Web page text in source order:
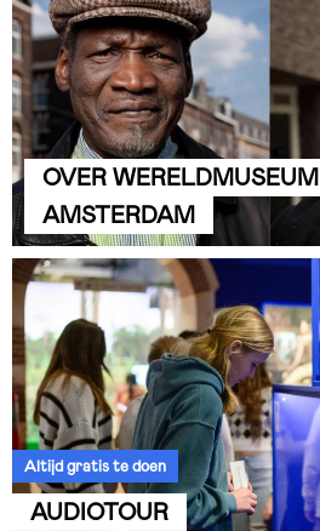
OVER WERELDMUSEUM
AMSTERDAM
Altijd gratis te doen
AUDIOTOUR